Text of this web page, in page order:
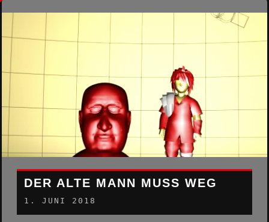
DER ALTE MANN MUSS WEG
1. JUNI 2018